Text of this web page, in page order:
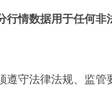
行情数据用于任何非
遵守法律法规、监